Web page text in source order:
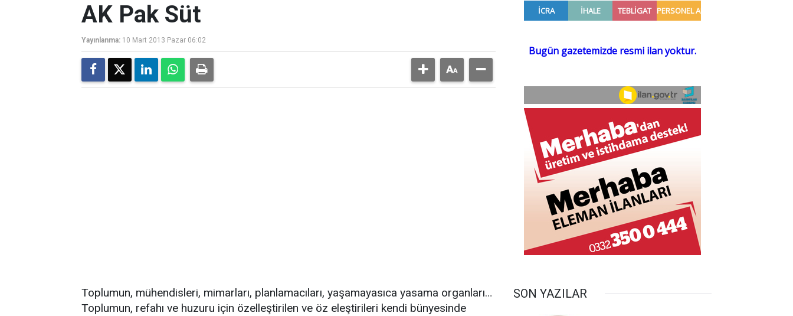
AK Pak Süt
Yayınlanma: 10 Mart 2013 Pazar 06:02
Toplumun, mühendisleri, mimarları, planlamacıları, yaşamayasıca yasama organları…
Toplumun, refahı ve huzuru için özelleştirilen ve öz eleştirileri kendi bünyesinde
SON YAZILAR